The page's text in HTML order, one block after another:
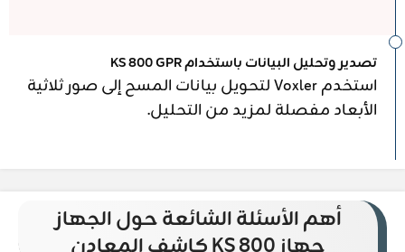
تصدير وتحليل البيانات باستخدام KS 800 GPR
استخدم Voxler لتحويل بيانات المسح إلى صور ثلاثية
الأبعاد مفصلة لمزيد من التحليل.
أهم الأسئلة الشائعة حول الجهاز